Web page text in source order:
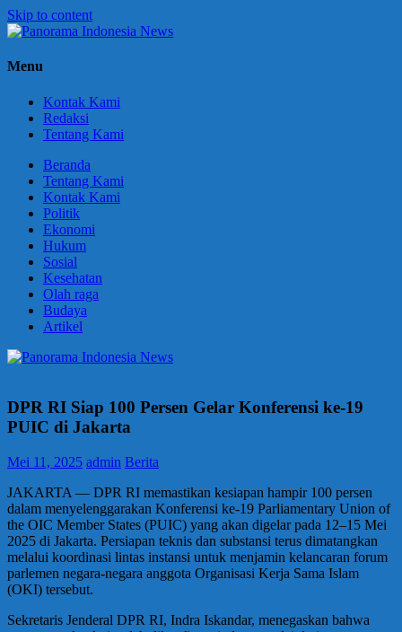
Skip to content
Panorama
Berani
Menu
Kontak Kami
Redaksi
Tentang Kami
Beranda
Tentang Kami
Kontak Kami
Politik
Ekonomi
Hukum
Sosial
Kesehatan
Olah raga
Budaya
Artikel
DPR RI Siap 100 Persen Gelar Konferensi ke-19
PUIC di Jakarta
Mei 11, 2025 admin Berita
JAKARTA — DPR RI memastikan kesiapan hampir 100 persen
dalam menyelenggarakan Konferensi ke-19 Parliamentary Union of
the OIC Member States (PUIC) yang akan digelar pada 12–15 Mei
2025 di Jakarta. Persiapan teknis dan substansi terus dimatangkan
melalui koordinasi lintas instansi untuk menjamin kelancaran forum
parlemen negara-negara anggota Organisasi Kerja Sama Islam
(OKI) tersebut.
Sekretaris Jenderal DPR RI, Indra Iskandar, menegaskan bahwa